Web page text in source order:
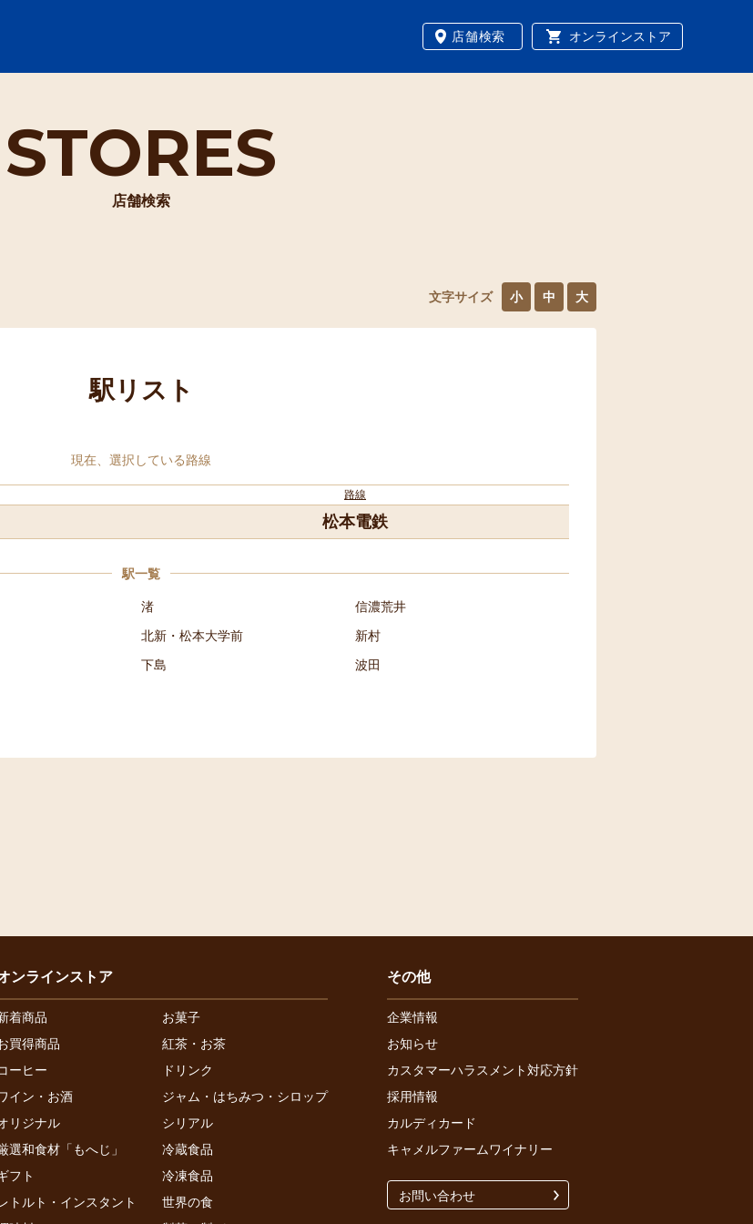
店舗検索 オンラインストア
STORES
店舗検索
文字サイズ 小 中 大
駅リスト
現在、選択している路線
路線
松本電鉄
駅一覧
渚
信濃荒井
北新・松本大学前
新村
下島
波田
ンラインストア
着商品
お菓子
買得商品
紅茶・お茶
ーヒー
ドリンク
イン・お酒
ジャム・はちみつ・シロップ
リジナル
シリアル
選和食材「もへじ」
冷蔵食品
フト
冷凍食品
トルト・インスタント
世界の食
その他
企業情報
お知らせ
カスタマーハラスメント対応方針
採用情報
カルディカード
キャメルファームワイナリー
お問い合わせ